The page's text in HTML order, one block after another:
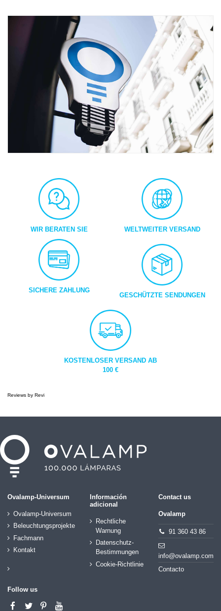
WIR BERATEN SIE WELTWEITER VERSAND
SICHERE ZAHLUNG
GESCHÜTZTE SENDUNGEN
KOSTENLOSER VERSAND AB
100 €
Reviews by Revi
Ovalamp-Universum
Ovalamp-Universum
Beleuchtungsprojekte
Fachmann
Kontakt
Información
adicional
Rechtliche
Warnung
Datenschutz-
Bestimmungen
Cookie-Richtlinie
Contact us
Ovalamp
91 360 43 86
info@ovalamp.com
Contacto
Follow us